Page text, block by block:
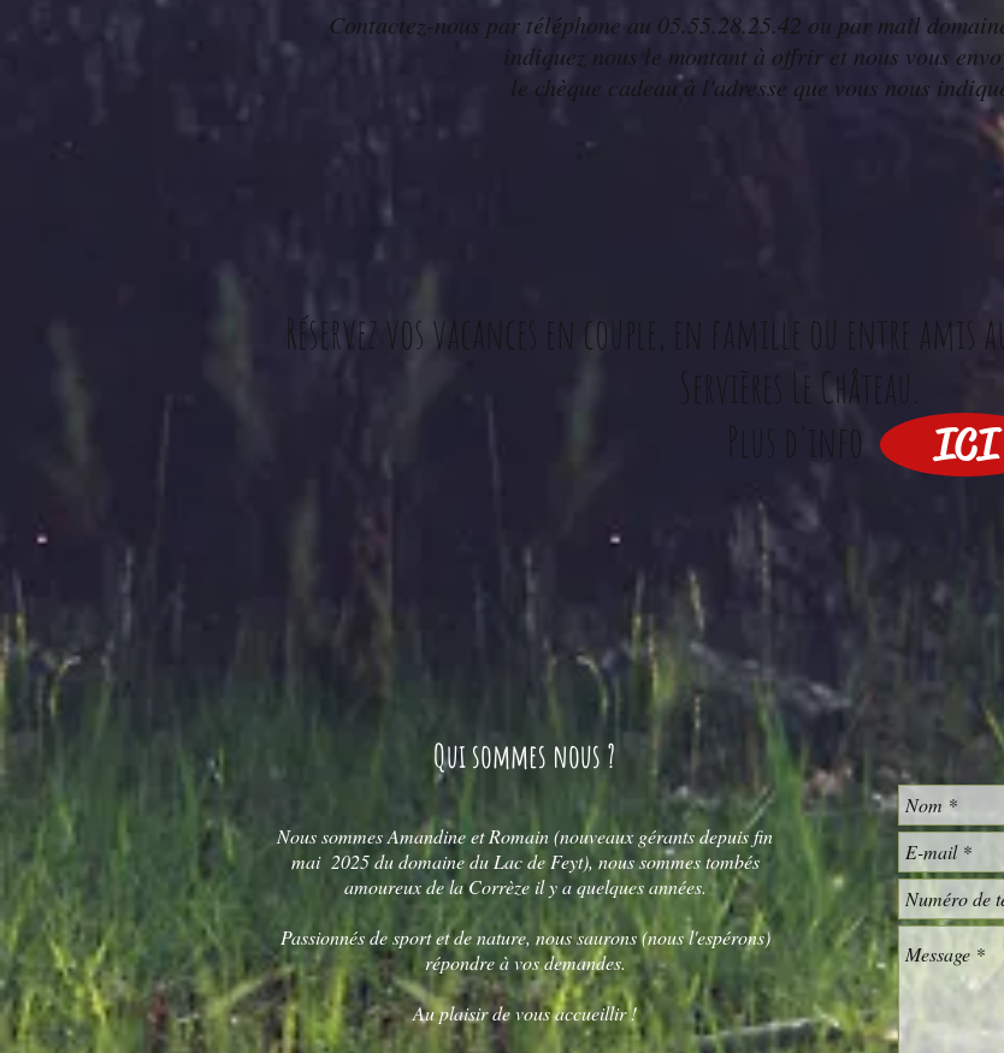
Contactez-nous par téléphone au 05.55.28.25.42 ou par mail
indiquez nous le montant à offrir et nous vous
le chèque cadeau à l'adresse que vous nous
Réservez vos vacances en couple, en famille ou entre amis
Servières Le Château.
Plus d'info
ICI
Qui sommes nous ?
Nous sommes Amandine et Romain (nouveaux gérants depuis fin
mai 2025 du domaine du Lac de Feyt), nous sommes tombés
amoureux de la Corrèze il y a quelques années.
Passionnés de sport et de nature, nous saurons (nous l'espérons)
répondre à vos demandes.
Au plaisir de vous accueillir !